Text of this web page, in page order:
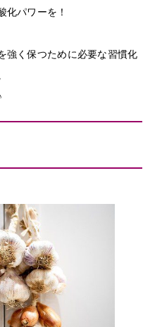
化パワーを！
強く保つために必要な習慣化